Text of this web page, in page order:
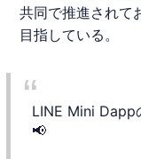
共同で推進されて
目指している。
LINE Mini Dapp
📢